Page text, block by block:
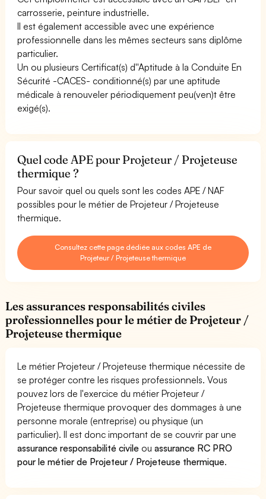
carrosserie, peinture industrielle.
Il est également accessible avec une expérience
professionnelle dans les mêmes secteurs sans diplôme
particulier.
Un ou plusieurs Certificat(s) d''Aptitude à la Conduite En
Sécurité -CACES- conditionné(s) par une aptitude
médicale à renouveler périodiquement peu(ven)t être
exigé(s).
Quel code APE pour Projeteur / Projeteuse
thermique ?
Pour savoir quel ou quels sont les codes APE / NAF
possibles pour le métier de Projeteur / Projeteuse
thermique.
Consultez cette page dédiée aux codes APE de
Projeteur / Projeteuse thermique
Les assurances responsabilités civiles
professionnelles pour le métier de Projeteur /
Projeteuse thermique
Le métier Projeteur / Projeteuse thermique nécessite de
se protéger contre les risques professionnels. Vous
pouvez lors de l'exercice du métier Projeteur /
Projeteuse thermique provoquer des dommages à une
personne morale (entreprise) ou physique (un
particulier). Il est donc important de se couvrir par une
assurance responsabilité civile ouassurance RC PRO
pour le métier de Projeteur / Projeteuse thermique.